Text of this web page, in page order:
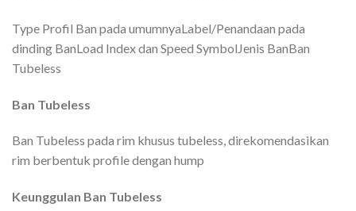
Type Profil Ban pada umumnyaLabel/Penandaan pada
dinding BanLoad Index dan Speed SymbolJenis BanBan
Tubeless
Ban Tubeless
Ban Tubeless pada rim khusus tubeless, direkomendasikan
rim berbentuk profile dengan hump
Keunggulan Ban Tubeless